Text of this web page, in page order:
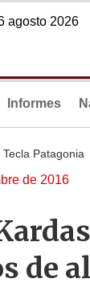
agosto 2026
Informes
Tecla Patagonia
de 2016
de